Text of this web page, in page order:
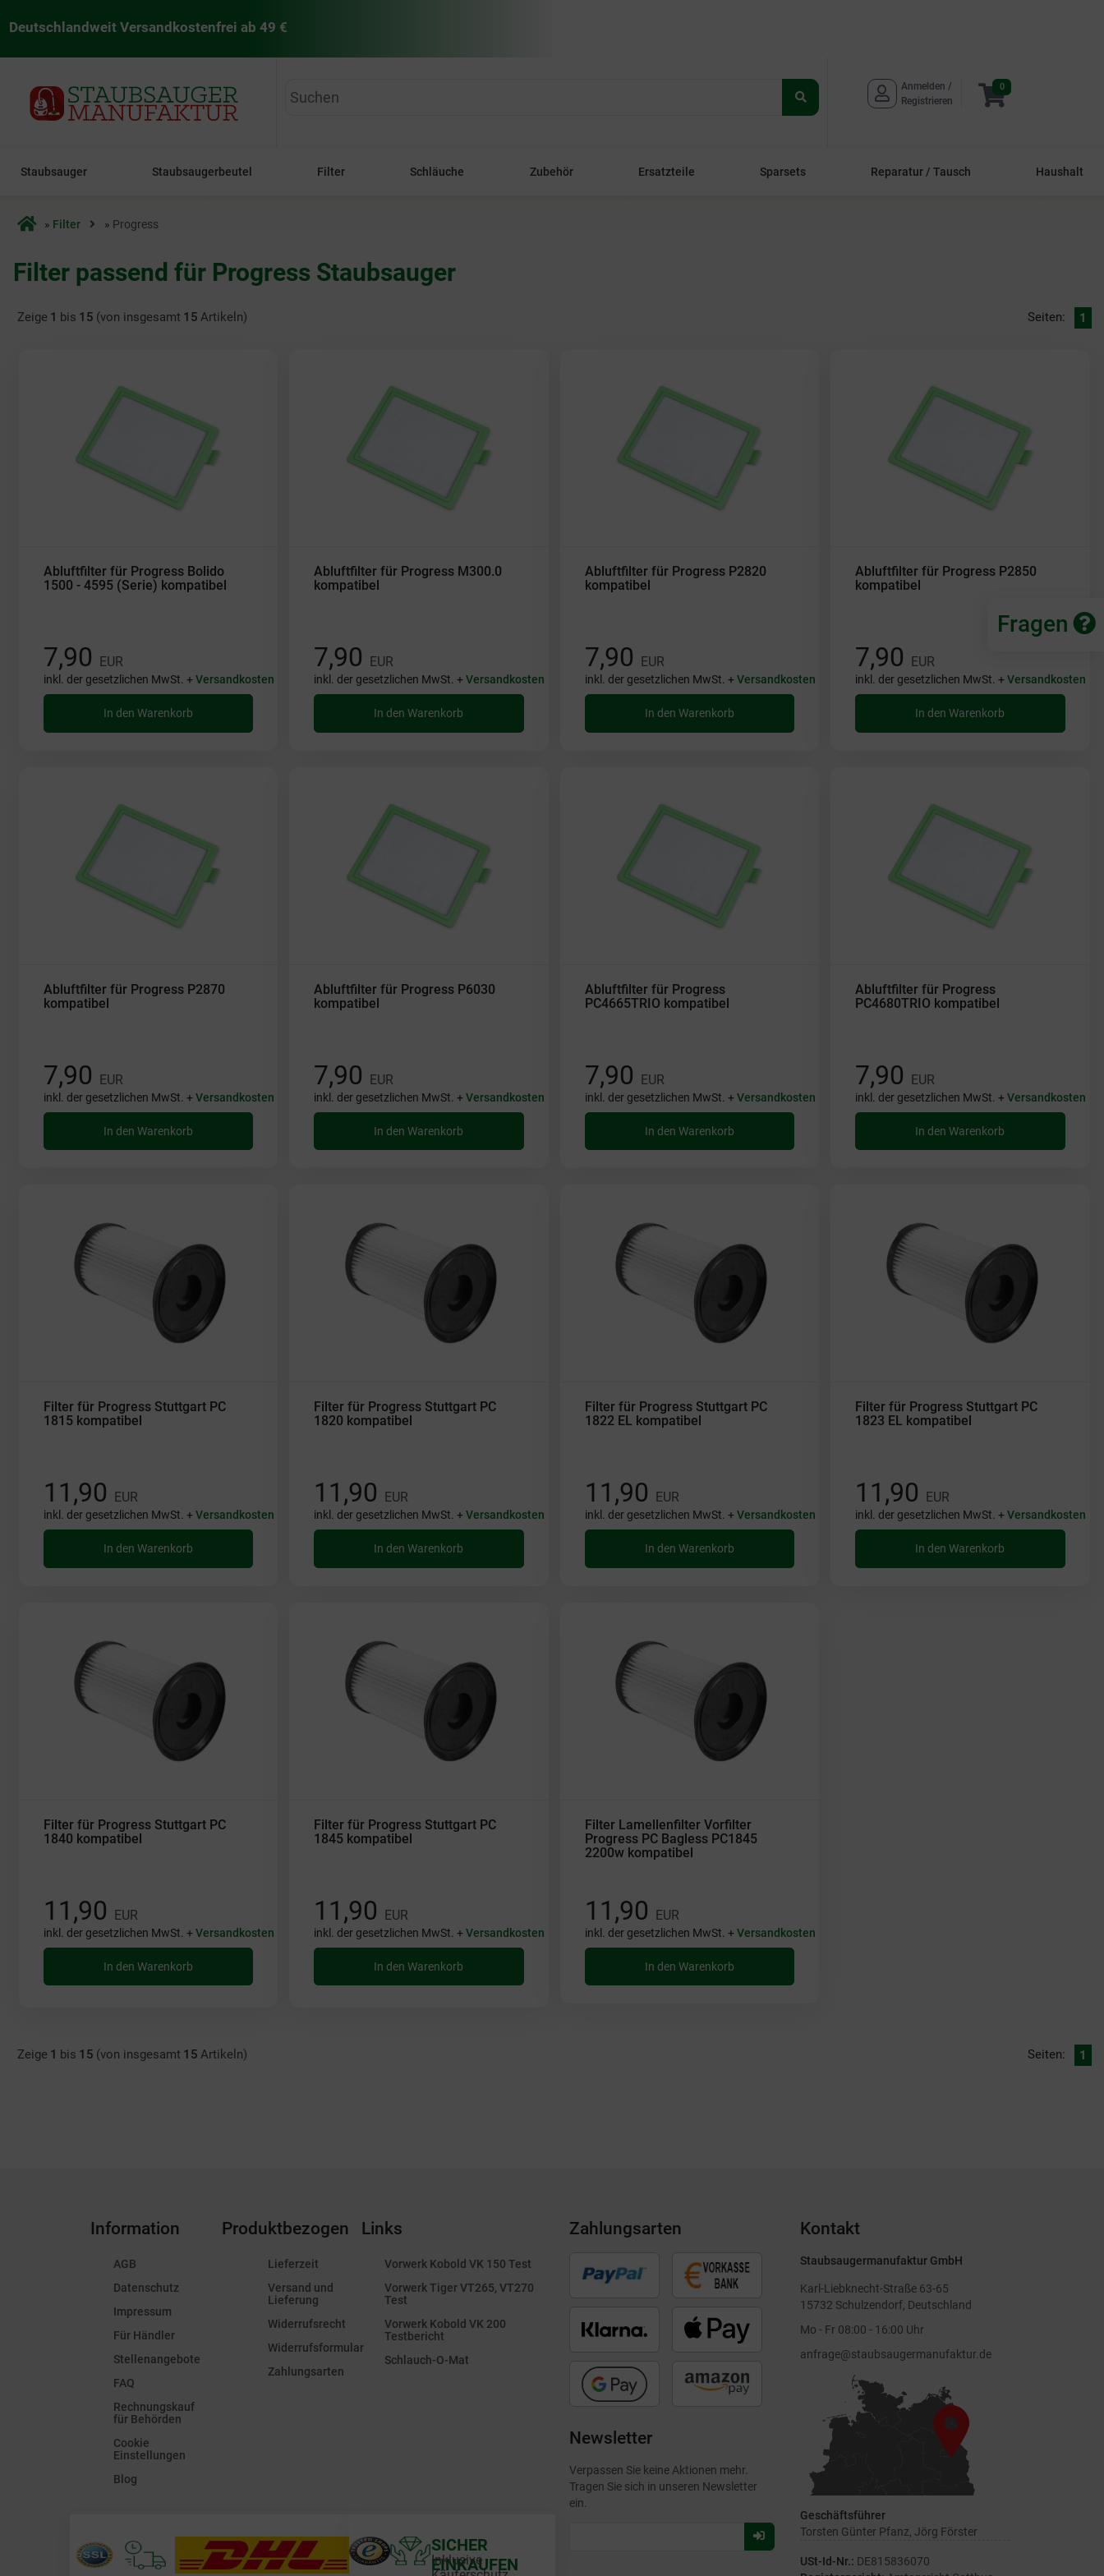
Deutschlandweit Versandkostenfrei ab 49 €
staubsaugermanufaktur
starten
Anmelden /
Registrieren
0
Staubsauger Staubsaugerbeutel Filter Schläuche Zubehör Ersatzteile Sparsets Reparatur / Tausch Haushalt
Startseite
» Filter » Progress
Filter passend für Progress Staubsauger
Zeige 1 bis 15 (von insgesamt 15 Artikeln) Seiten: 1
Abluftfilter für Progress Bolido
1500 - 4595 (Serie) kompatibel
7,90 EUR
inkl. der gesetzlichen MwSt. +Versandkosten
In den Warenkorb
Abluftfilter für Progress M300.0
kompatibel
7,90 EUR
inkl. der gesetzlichen MwSt. +Versandkosten
In den Warenkorb
Abluftfilter für Progress P2820
kompatibel
7,90 EUR
inkl. der gesetzlichen MwSt. +Versandkosten
In den Warenkorb
Abluftfilter für Progress P2850
kompatibel
7,90 EUR
inkl. der gesetzlichen MwSt. +Versandkosten
In den Warenkorb
Abluftfilter für Progress P2870
kompatibel
7,90 EUR
inkl. der gesetzlichen MwSt. +Versandkosten
In den Warenkorb
Abluftfilter für Progress P6030
kompatibel
7,90 EUR
inkl. der gesetzlichen MwSt. +Versandkosten
In den Warenkorb
Abluftfilter für Progress
PC4665TRIO kompatibel
7,90 EUR
inkl. der gesetzlichen MwSt. +Versandkosten
In den Warenkorb
Abluftfilter für Progress
PC4680TRIO kompatibel
7,90 EUR
inkl. der gesetzlichen MwSt. +Versandkosten
In den Warenkorb
Filter für Progress Stuttgart PC
1815 kompatibel
11,90 EUR
inkl. der gesetzlichen MwSt. +Versandkosten
In den Warenkorb
Filter für Progress Stuttgart PC
1820 kompatibel
11,90 EUR
inkl. der gesetzlichen MwSt. +Versandkosten
In den Warenkorb
Filter für Progress Stuttgart PC
1822 EL kompatibel
11,90 EUR
inkl. der gesetzlichen MwSt. +Versandkosten
In den Warenkorb
Filter für Progress Stuttgart PC
1823 EL kompatibel
11,90 EUR
inkl. der gesetzlichen MwSt. +Versandkosten
In den Warenkorb
Filter für Progress Stuttgart PC
1840 kompatibel
11,90 EUR
inkl. der gesetzlichen MwSt. +Versandkosten
In den Warenkorb
Filter für Progress Stuttgart PC
1845 kompatibel
11,90 EUR
inkl. der gesetzlichen MwSt. +Versandkosten
In den Warenkorb
Filter Lamellenfilter Vorfilter
Progress PC Bagless PC1845
2200w kompatibel
11,90 EUR
inkl. der gesetzlichen MwSt. +Versandkosten
In den Warenkorb
Zeige 1 bis 15 (von insgesamt 15 Artikeln) Seiten: 1
Information
AGB
Datenschutz
Impressum
Für Händler
Stellenangebote
FAQ
Rechnungskauf
für Behörden
Cookie
Einstellungen
Blog
Produktbezogen
Lieferzeit
Versand und
Lieferung
Widerrufsrecht
Widerrufsformular
Zahlungsarten
Links
Vorwerk Kobold VK 150 Test
Vorwerk Tiger VT265, VT270
Test
Vorwerk Kobold VK 200
Testbericht
Schlauch-O-Mat
SICHER
EINKAUFEN
Inklusive
Zahlungsarten
Newsletter
Verpassen Sie keine Aktionen mehr.
Tragen Sie sich in unseren Newsletter
ein.
Für
Newsletter
anmelden
Kontakt
Staubsaugermanufaktur GmbH
Karl-Liebknecht-Straße 63-65
15732 Schulzendorf, Deutschland
Mo - Fr 08:00 - 16:00 Uhr
anfrage@staubsaugermanufaktur.de
Geschäftsführer
Torsten Günter Pfanz, Jörg Förster
USt-Id-Nr.: DE815836070
Fragen